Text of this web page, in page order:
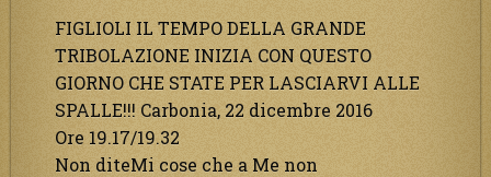
FIGLIOLI IL TEMPO DELLA GRANDE
TRIBOLAZIONE INIZIA CON QUESTO
GIORNO CHE STATE PER LASCIARVI ALLE
SPALLE!!! Carbonia, 22 dicembre 2016
Ore 19.17/19.32
Non diteMi cose che a Me non